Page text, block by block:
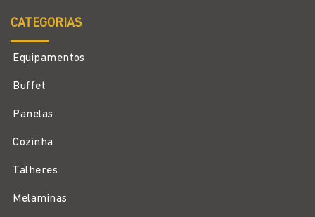
CATEGORIAS
Equipamentos
Buffet
Panelas
Cozinha
Talheres
Melaminas